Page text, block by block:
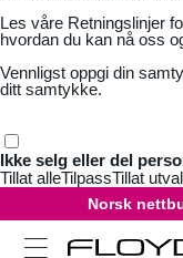
Les våre Retningslinjer
hvordan du kan nå oss
Vennligst oppgi din
ditt samtykke.
Ikke selg eller del
Tillat alleTilpassTillat
Norsk